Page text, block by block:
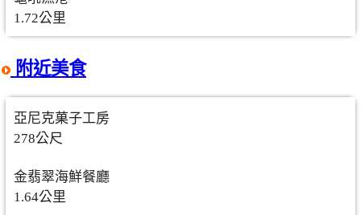
1.72公里
附近美食
亞尼克菓子工房
278公尺
金翡翠海鮮餐廳
1.64公里